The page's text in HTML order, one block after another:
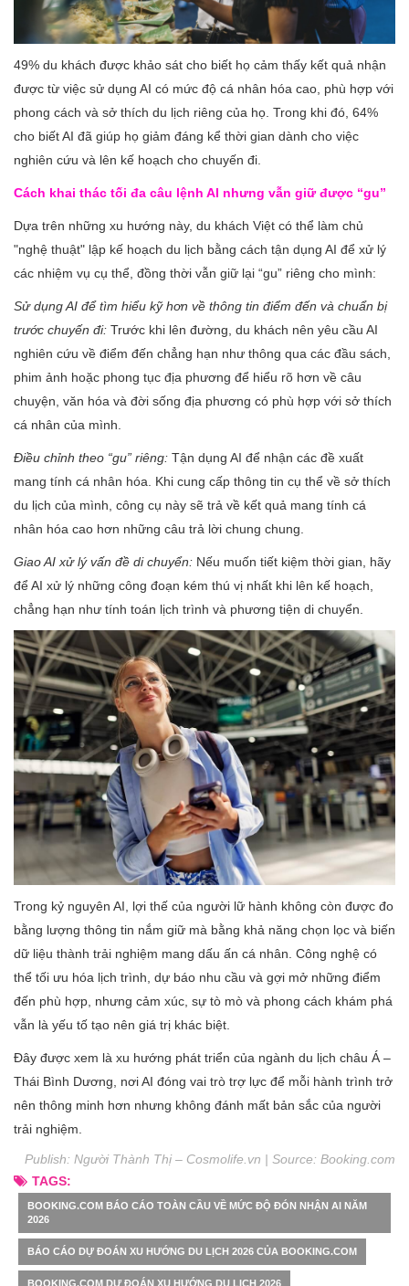
49% du khách được khảo sát cho biết họ cảm thấy kết quả nhận
được từ việc sử dụng AI có mức độ cá nhân hóa cao, phù hợp với
phong cách và sở thích du lịch riêng của họ. Trong khi đó, 64%
cho biết AI đã giúp họ giảm đáng kể thời gian dành cho việc
nghiên cứu và lên kế hoạch cho chuyến đi.
Cách khai thác tối đa câu lệnh AI nhưng vẫn giữ được “gu”
Dựa trên những xu hướng này, du khách Việt có thể làm chủ
"nghệ thuật" lập kế hoạch du lịch bằng cách tận dụng AI để xử lý
các nhiệm vụ cụ thể, đồng thời vẫn giữ lại “gu” riêng cho mình:
Sử dụng AI để tìm hiểu kỹ hơn về thông tin điểm đến và chuẩn bị
trước chuyến đi: Trước khi lên đường, du khách nên yêu cầu AI
nghiên cứu về điểm đến chẳng hạn như thông qua các đầu sách,
phim ảnh hoặc phong tục địa phương để hiểu rõ hơn về câu
chuyện, văn hóa và đời sống địa phương có phù hợp với sở thích
cá nhân của mình.
Điều chỉnh theo “gu” riêng: Tận dụng AI để nhận các đề xuất
mang tính cá nhân hóa. Khi cung cấp thông tin cụ thể về sở thích
du lịch của mình, công cụ này sẽ trả về kết quả mang tính cá
nhân hóa cao hơn những câu trả lời chung chung.
Giao AI xử lý vấn đề di chuyển: Nếu muốn tiết kiệm thời gian, hãy
để AI xử lý những công đoạn kém thú vị nhất khi lên kế hoạch,
chẳng hạn như tính toán lịch trình và phương tiện di chuyển.
Trong kỷ nguyên AI, lợi thế của người lữ hành không còn được đo
bằng lượng thông tin nắm giữ mà bằng khả năng chọn lọc và biến
dữ liệu thành trải nghiệm mang dấu ấn cá nhân. Công nghệ có
thể tối ưu hóa lịch trình, dự báo nhu cầu và gợi mở những điểm
đến phù hợp, nhưng cảm xúc, sự tò mò và phong cách khám phá
vẫn là yếu tố tạo nên giá trị khác biệt.
Đây được xem là xu hướng phát triển của ngành du lịch châu Á –
Thái Bình Dương, nơi AI đóng vai trò trợ lực để mỗi hành trình trở
nên thông minh hơn nhưng không đánh mất bản sắc của người
trải nghiệm.
Publish: Người Thành Thị – Cosmolife.vn | Source: Booking.com
TAGS:
BOOKING.COM BÁO CÁO TOÀN CẦU VỀ MỨC ĐỘ ĐÓN NHẬN AI NĂM
2026
BÁO CÁO DỰ ĐOÁN XU HƯỚNG DU LỊCH 2026 CỦA BOOKING.COM
BOOKING.COM DỰ ĐOÁN XU HƯỚNG DU LỊCH 2026